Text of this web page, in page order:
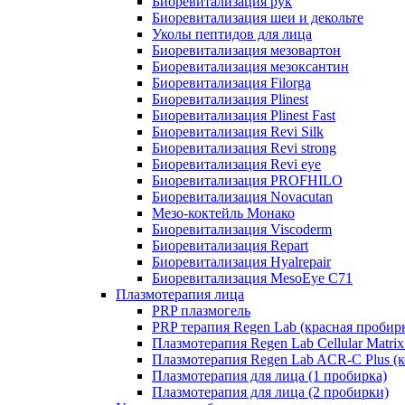
Биоревитализация шеи и декольте
Уколы пептидов для лица
Биоревитализация мезовартон
Биоревитализация мезоксантин
Биоревитализация Filorga
Биоревитализация Plinest
Биоревитализация Plinest Fast
Биоревитализация Revi Silk
Биоревитализация Revi strong
Биоревитализация Revi eye
Биоревитализация PROFHILO
Биоревитализация Novacutan
Мезо-коктейль Монако
Биоревитализация Viscoderm
Биоревитализация Repart
Биоревитализация Hyalrepair
Биоревитализация MesoEye C71
Плазмотерапия лица
PRP плазмогель
PRP терапия Regen Lab (красная
Плазмотерапия Regen Lab Cellular
Плазмотерапия Regen Lab ACR-C Plus
Плазмотерапия для лица (1 пробирка)
Плазмотерапия для лица (2 пробирки)